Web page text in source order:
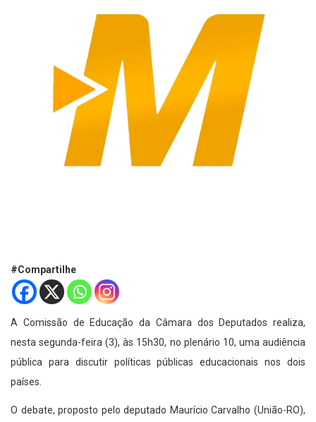
#Compartilhe
A Comissão de Educação da Câmara dos Deputados realiza,
nesta segunda-feira (3), às 15h30, no plenário 10, uma audiência
pública para discutir políticas públicas educacionais nos dois
países.
O debate, proposto pelo deputado Maurício Carvalho (União-RO),